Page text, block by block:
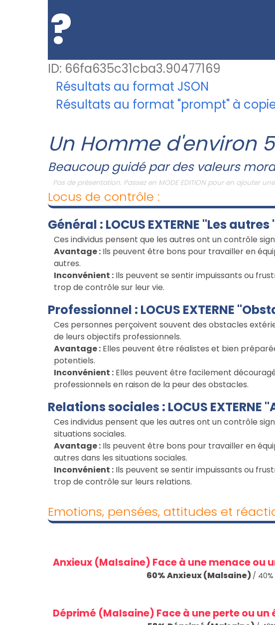
?
ID: 66fa635c31cba3.90477169
Résultats au format JSON
Résultats au format "prompt" à
Un Homme d'environ
Beaucoup guidé par des valeurs
Pas de présentation. Passez en MODE EDITION pour en ajouter une
Locus de contrôle :
Général : LOCUS EXTERNE "Les
Ces individus pensent que les autres ont un contrôle
Avantage : Ils peuvent être bons pour travailler en
autres.
Inconvénient : Ils peuvent se sentir impuissants ou
trop de contrôle sur leur vie.
Professionnel : LOCUS EXTERNE
Ces personnes perçoivent souvent des obstacles
de leurs objectifs professionnels.
Avantage : Elles peuvent être réalistes et bien
potentiels.
Inconvénient : Elles peuvent être facilement
professionnels en raison de la peur des obstacles.
Relations sociales : LOCUS EXTERNE
Ces individus pensent que les autres ont un contrôle
situations sociales.
Avantage : Ils peuvent être bons pour travailler en
autres dans les situations sociales.
Inconvénient : Ils peuvent se sentir impuissants ou
trop de contrôle sur leurs relations.
Emotions, pensées, attitudes et
Anxieux (Malsaine) Face à une menace ou
60% Anxieux (Malsaine) / 40
Déprimé (Malsaine) Face à une perte ou un